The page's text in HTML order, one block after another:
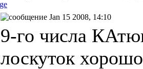
Jan 15 2008, 14:10
9-го числа
лоскуток